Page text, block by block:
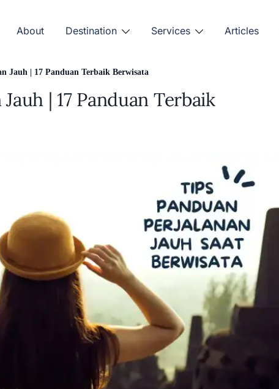
About Destination Services Articles
Jauh | 17 Panduan Terbaik Berwisata
| 17 Panduan Terbaik